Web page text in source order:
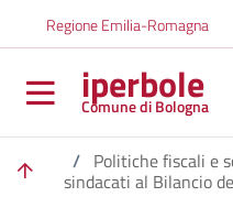
Regione Emilia-Romagna
iperbole
Comune di Bologna
/ Politiche fiscali e
sindacati al Bilancio